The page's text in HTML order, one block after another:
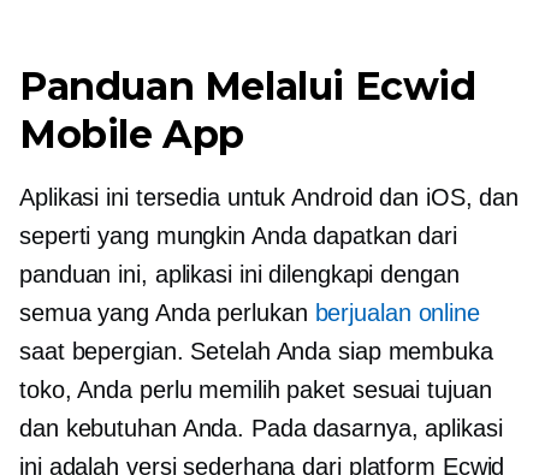
Panduan Melalui Ecwid
Mobile App
Aplikasi ini tersedia untuk Android dan iOS, dan
seperti yang mungkin Anda dapatkan dari
panduan ini, aplikasi ini dilengkapi dengan
semua yang Anda perlukan berjualan online
saat bepergian. Setelah Anda siap membuka
toko, Anda perlu memilih paket sesuai tujuan
dan kebutuhan Anda. Pada dasarnya, aplikasi
ini adalah versi sederhana dari platform Ecwid